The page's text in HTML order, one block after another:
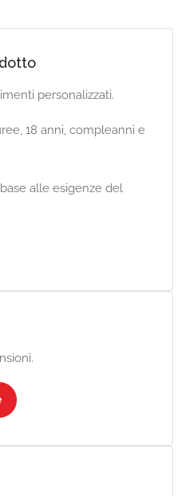
personalizzati.
18 anni, compleanni e
alle esigenze del